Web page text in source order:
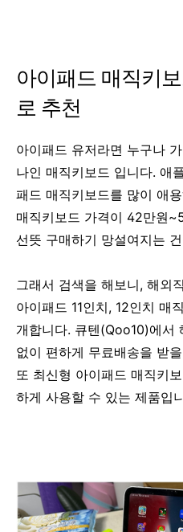
아이패드 매직키
로 추천
아이패드 유저라면 누구나
나인 매직키보드 입니다. 애
패드 매직키보드를 많이 애
매직키보드 가격이 42만원
선뜻 구매하기 망설여지는
그래서 검색을 해보니, 해외
아이패드 11인치, 12인치 매
개합니다. 큐텐(Qoo10)에서
없이 편하게 무료배송을 받
또 최신형 아이패드 매직키
하게 사용할 수 있는 제품입